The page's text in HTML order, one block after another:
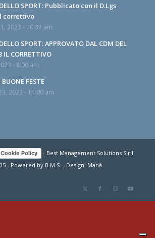
SPORT: Pubblicato con il D.Lgs
correttivo
2023 - 10:37 am
SPORT: APPROVATO DAL CDM DEL
IL CORRETTIVO
- 8:00 am
FESTE
2022 - 11:00 am
Cookie Policy
- Best Management Solutions S.r.l.
- Powered by B.M.S. - Design: Manà